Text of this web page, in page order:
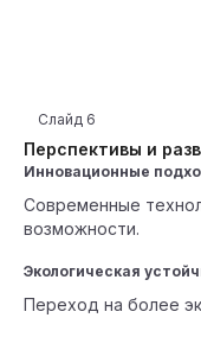
Перспективы и
Слайд 6
Инновационные
Современные
возможности.
Экологическая
Переход на более